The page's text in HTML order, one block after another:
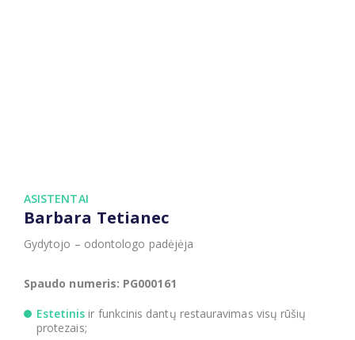
ASISTENTAI
Barbara Tetianec
Gydytojo – odontologo padėjėja
Spaudo numeris: PG000161
Estetinis ir funkcinis dantų restauravimas visų rūšių
protezais;